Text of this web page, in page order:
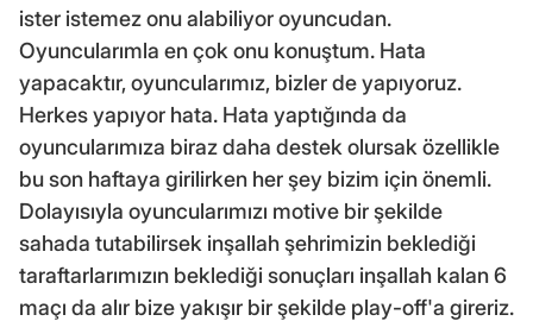
ister istemez onu alabiliyor oyuncudan.
Oyuncularımla en çok onu konuştum. Hata
yapacaktır, oyuncularımız, bizler de yapıyoruz.
Herkes yapıyor hata. Hata yaptığında da
oyuncularımıza biraz daha destek olursak özellikle
bu son haftaya girilirken her şey bizim için önemli.
Dolayısıyla oyuncularımızı motive bir şekilde
sahada tutabilirsek inşallah şehrimizin beklediği
taraftarlarımızın beklediği sonuçları inşallah kalan 6
maçı da alır bize yakışır bir şekilde play-off'a gireriz.